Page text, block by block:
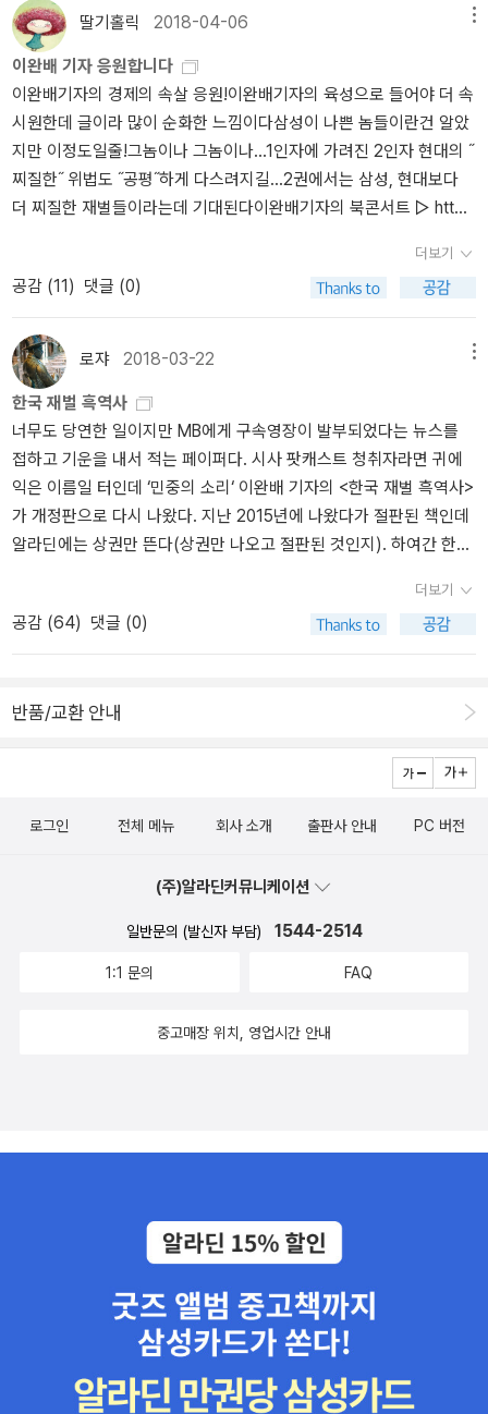
nance/844167.html#csidxe71d808cd287480b2f399e13e68
31d9 간단히 정리해보면 이렇다. 바이오젠이 콜옵션 행사를 했다.→
삼성회계가 맞음바이오젠이 콜옵션 행사를 안했다. → 분식회계바이
오젠이 콜옵션 행사를 하지 않았는데도, 삼성바이오로직스는 회계기
준을 변경했다. 바이오젠이 콜옵션 행사를 하리라고 예측한 것이다.
그런데 바이오젠은 콜옵션 행사를 하지 않았다. 사실 분식회계라고
볼 수 밖에 없다. 결과적으로 보면 삼성바이오로직스는 회계기준을
바꿀 근거가 없는 것이다. 금융위 심리나 행정소송까지 가면 삼성이
승소할 가능성이 높다. 첫째, 김앤장이 회계규정 변경 건을 맡았다. 김
앤장이 주요 대기업의 주요 건들을 독점하는 이유는 이렇다. 국세청
고위직 출신이 많다. 재경부 고위직 출신이 많다. 공정의 고위직 출신
이 많다. .....두번째, 정부기관은 예산이라는 한계가 있는 반면 삼성은
이 사건의 손실이 몇 조, 몇 십조가 될 수 있다. 변호인단 선임에 상상
할 수 없는 예산을 퍼부을 수가 있다. 신현걸 교수나 최종학 교수에게
묻고 싶다. 회계라는 것이 투자자 및 일반 대중에게 합리적인 재무 정
보를 전달하는 게 원래 목적이 아닌가라는 질문이다. 실적이 좋아진
것도 아닌데, 단순히 회계기준 변경으로 손실 1천억 회사가 바로 다음
해 이익 2조 회사가 되는 게 과연 회계가 갖는 본래의 목적과 의도에
부합하는 것인지 말이다. 특히 이 분들이 좀 생각을 했으면 하는게, 이
런 일들이 되면 일반 대중들은 회계는 조작가능하다라는 인식을 심어
줄 수도 있는 것이다. 자신들이 이야기하는 회계에 대한 부정적인 인
식을 더 심하게 가져다 줄 수 있다는 점을 좀 제발 유념했으면 좋겠
들이 없다는 것을 많이 봐 왔지만, 씁쓸하다. * 최근에 일
어나는 삼성의 일들을 보면서 삼성을 다룬 책들의 2부는 더 많은 이
하지 않을 일>은 문학평론가 신형철 님께서 강추하신 책이라고 해서
구입해봤습니다. 작가도 작품도 전혀 모르는데도 믿을 만한 분이 추
천을 하시면 이렇게 구입을 하게 되네요(귀가 팔랑팔랑). 부디 재미있
기를 바랍니다.<픽션들>은 <보르헤스의 말>이라는 책을 사놓고 보
르헤스의 책을 한 권도 읽어보지 못한 게 뒤늦게 떠올라서 보르헤스
의 대표작부터 읽어보려고 구입했습니다. 일본 문학을 주로 읽다보니
서양 문학은 유명한데도 못 읽어본 작품이 아주 많습니다. 이참에 '보
르헤스 월드의 매력'이 뭔지 조금이라도 깨달았으면 좋겠습니다. <아
무도 기억하지 않았다>는 창비에서 나온 안재성 작가의 소설입니다.
이후 포로로 잡혀 10년형을 선고받고 고생하는 이야기를 그린 실화
상당합니다. 일제강점기~미군정기~한국전쟁 시기에 대해 제가 가진
지식은 교과서에서 배운 수준을 넘지 않는데, 최근 <세 여자>나 <아
무도 기억하지 않았다> 같은 소설을 읽으며 정말 많은 것을 배우고
많은 생각을 했습니다. 앞으로도 역사 소설, 실화 소설은 꾸준히 읽어
나갈 생각입니다. <집 놀이>는 김진애 전 의원님의 신작입니다. 김진
애 전 의원님은 건축가이자 정치인이자 작가이자... 정말 다재다능하
시고 열정도 많은 분이시죠. 예전에 <책으로 트다>라는 팟캐스트를
진행하신 적도 있고요. 이분이 쓰신 책도 꾸준히 읽어왔는데 이번 책
은 어떨지 기대되어 구입해봤습니다. 집에 관한 책이면서 집뿐만 아
니라 현대인의 주거 생활, 라이프스타일, 가족 문제 등등을 아우르는
책이기도 한 것 같아 기대됩니다. 민중의 소리 이완배 기자님의 책 <
꼭꼭 씹어 읽겠습니다. 마지막은 알라딘 중고서점에서 구입한 가즈
다. <파묻힌 거인>은 가즈오 이시구로가 노벨문학상을 수상한 직후
책 같은 헌 책을 만난 김에 이번엔 끝까지 읽어보려고 구입했습니다.
얼마 전 이다혜 기자의 <아무튼, 스릴러>를 읽으면서 재밌겠다 싶어
기억해둔 책인데 마침 중고서점에 있길래 구입했습니다. 4,50대 중
설이라는데 엄청 재미있을 것 같은 예감이 ㅎㅎㅎ <아무튼, 스릴러>
이 조금, 아주 조금 늘었다. 이 생각을 하니 괜히 기분이 조금 상쾌해
지는 것 같기도 하고. 뭐.곰탕은 1권을 받았는데 읽을지말지 고민중이
다. 읽으려면 2권을 사야하는데 그만큼의 재미를 보장하고 있을까?
라는 망설임때문에. 사실 책이 이렇게 쌓여있지 않다면 고민없이 바
로 둘째권을 구매했을텐데 감당이 안되는 책무덤에 이 한권을 더 얹
어놓기는 쉽지않네. 시의 전문은 읽어보지 못하고 그
저 4월이 오면, 습관처럼 April comes she will...을 떠올리고 4월은
잔인한 달, 이라며 읊조리곤한다. 하지만 4월은. 4월은 그저 자연의
역시 '4차 산업혁명시대에 우리아이, 뭐 해 먹고 살지? 라는 글을 보
면 이 책은 펼쳐보고 싶지 않은 책이다. 그런데 이 책은 오히려 새로운
시대 부모와 아이의 관계를 되돌아보는 에세이에 가깝댄다. 아이가
있다면 한번쯤 펼쳐보고 싶은 책. 출판하는 마음.'검토서, 회의
자료, 보도 자료 등 텍스트 자료는 많지만 좋은 아이디어는 대화 끝에
도출된다' 잡지를 읽을때는 마스트헤드를 책을 읽을 때는 판권 면을
들춰본다. 한 권의 책은 어느 날 갑자기 하늘에서 뚝 떨어지지 않는다.
기사 하나만 놓고 봐도 그렇다. 바이라인은 으레 기자의 몫이지만 그
기사 하나가 출판되기까지 사진,교정,교열,편집,미술(디자인) 등 복잡
한 공정을 거친다. 제작에 관여한 사람들의 이름을 굳이 찾아보는 것
은 그 보이지 않는 노동에 보내는 독자의 격려다. 책이 좋았다면 판권
나의 기준이 되기 때문이다. 이 책은 그 '이름들'에 바치는 헌사다. 편
의 책이 되었다. 피해와 가해의 페미니즘. 성차별, 성폭력 문제
간과 섹스를 구분하지 못하고 성폭력을 정당화하는 강간문화를 드러
표. 자발적 고립 생활,이었던가? 아무튼. 미니멀라이프
현경의 책을 보면서 나도 한번 해볼까, 했지만 도저히. 그후로 몇년동
하고 있는 나는. 다시한번 나 자신을 되돌아보기는 했지만.
딸기홀릭 2018-04-06
이완배 기자 응원합니다
이완배기자의 경제의 속살 응원!이완배기자의 육성으로 들어야 더 속
시원한데 글이라 많이 순화한 느낌이다삼성이 나쁜 놈들이란건 알았
지만 이정도일줄!그놈이나 그놈이나...1인자에 가려진 2인자 현대의 ˝
찌질한˝ 위법도 ˝공평˝하게 다스려지길...2권에서는 삼성, 현대보다
더 찌질한 재벌들이라는데 기대된다이완배기자의 북콘서트 ▷ htt
더보기
공감 (11) 댓글 (0)
로쟈 2018-03-22
한국 재벌 흑역사
너무도 당연한 일이지만 MB에게 구속영장이 발부되었다는 뉴스를
접하고 기운을 내서 적는 페이퍼다. 시사 팟캐스트 청취자라면 귀에
익은 이름일 터인데 ‘민중의 소리‘ 이완배 기자의 <한국 재벌 흑역사>
가 개정판으로 다시 나왔다. 지난 2015년에 나왔다가 절판된 책인데
알라딘에는 상권만 뜬다(상권만 나오고 절판된 것인지). 하여간 한번
가 한창 진행중인 상황에서 왜 청산과 개혁이 우리에게 필요한지 잘
말해줄 수 있는 책이겠다. 그래서 토마스 만의 <부덴브로크가의 사람
들>을 강의하는 시간에 책을 소개하기도 했다. 나도 오늘 주문했으니
취를 기록한 책. 삼성과 현대, LG와 SK, 롯데와 한화 등 재벌의 어두
권에서 비교적 내용이 방대한 삼성과 현대를, (하)권에서 LG, SK, 롯
집집마다 한권씩 꽂아두고 일독하면 좋겠다. 이런 건 시민적 책임의
되었는데 차츰 정권교체의 효과가 가시화/제도화되어 가는 느낌이다.
정이어야 한다. 전두환 구속 이후에 가장 바라던 바가 이루어져 다행
스럽다. 내일은 맥주라도 한잔 해야겠다...
더보기
공감 (64) 댓글 (0)
반품/교환 안내
로그인 전체 메뉴 회사 소개 출판사 안내 PC 버전
(주)알라딘커뮤니케이션
일반문의 (발신자 부담) 1544-2514
1:1 문의 FAQ
중고매장 위치, 영업시간 안내